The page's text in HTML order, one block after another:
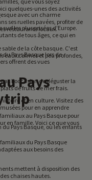
avec un charme
ses ruelles pavées, profiter de
restaurants locaux.
de la côte basque. C'est
eaux calmes et peu profondes,
quelques-unes des activités
les plus prisées d'Europe.
de tous âges, ce qui en
Pays Basque lors de
offrent des vues
l'occasion de déguster la
de fruits de mer frais.
et en culture. Visitez des
pour en apprendre
Pays Basque, où les enfants
Pays
au Pays Basque pour
en famille. Voici ce que vous
du Pays Basque
aux besoins des
mettent à disposition des
chaises hautes.